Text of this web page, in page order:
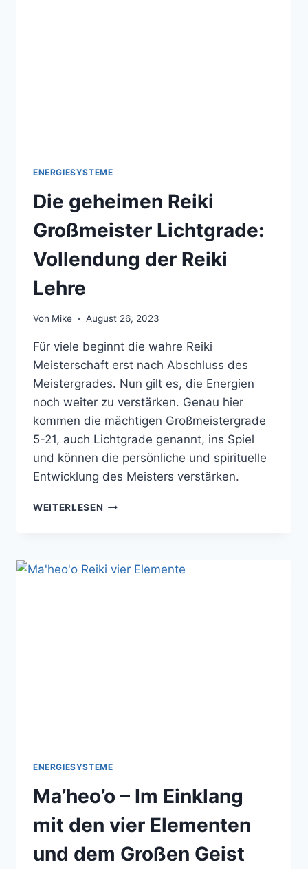
ENERGIESYSTEME
Die geheimen Reiki
Großmeister Lichtgrade:
Vollendung der Reiki
Lehre
Von Mike August 26, 2023
Für viele beginnt die wahre Reiki
Meisterschaft erst nach Abschluss des
Meistergrades. Nun gilt es, die Energien
noch weiter zu verstärken. Genau hier
kommen die mächtigen Großmeistergrade
5-21, auch Lichtgrade genannt, ins Spiel
und können die persönliche und spirituelle
Entwicklung des Meisters verstärken.
WEITERLESEN DIE
ICHTGRADE: V
OLLENDUNG D
ENERGIESYSTEME
Ma’heo’o – Im Einklang
mit den vier Elementen
und dem Großen Geist